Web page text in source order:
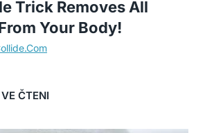
Trick Removes All
Your Body!